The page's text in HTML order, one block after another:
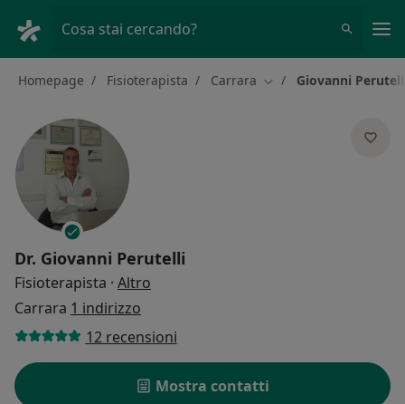
Cosa stai cercando?
Homepage Fisioterapista Carrara Cambia città
Giovanni
Dr. Giovanni Perutelli
Fisioterapista · Altro
Carrara 1 indirizzo
12 recensioni
Mostra contatti